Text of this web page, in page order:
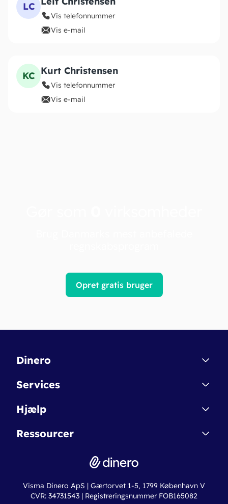
LC
Vis telefonnummer
Vis e-mail
KC Kurt Christensen
Vis telefonnummer
Vis e-mail
Opret gratis bruger
Dinero
Kontakt
Betingelser & Sikkerhed
Nye funktioner
Services
Dinero Starter
Dinero Pro
Erhvervslån
Fakturaskabeloner
Hjælp
Regnskabsordbogen
Online regnskabskurser
Ressourcer
Ny virksomhed
Iværksætterlegat
Visma Dinero ApS | Gærtorvet 1-5, 1799 København V
CVR: 34731543 | Registreringsnummer FOB165082